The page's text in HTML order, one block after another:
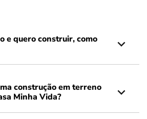
e quero construir, como
construção em terreno
Minha Vida?